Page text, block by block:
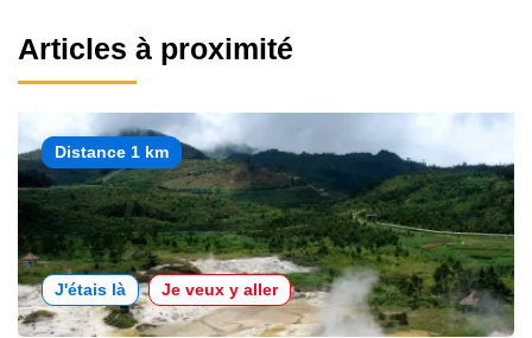
Articles à proximité
Distance 1 km
J'étais là Je veux y aller